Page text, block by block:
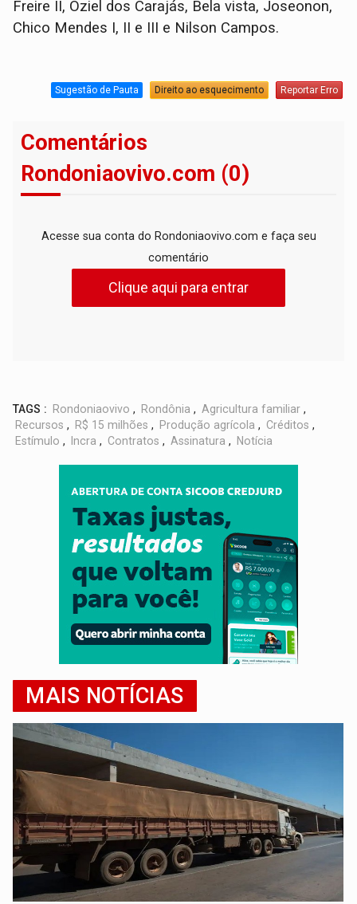
Freire II, Oziel dos Carajás, Bela vista, Joseonon,
Chico Mendes I, II e III e Nilson Campos.
Sugestão de Pauta Direito ao esquecimento Reportar Erro
Comentários
Rondoniaovivo.com (0)
Acesse sua conta do Rondoniaovivo.com e faça seu
comentário
Clique aqui para entrar
TAGS : Rondoniaovivo , Rondônia , Agricultura familiar ,
Recursos , R$ 15 milhões , Produção agrícola , Créditos ,
Estímulo , Incra , Contratos , Assinatura , Notícia
MAIS NOTÍCIAS